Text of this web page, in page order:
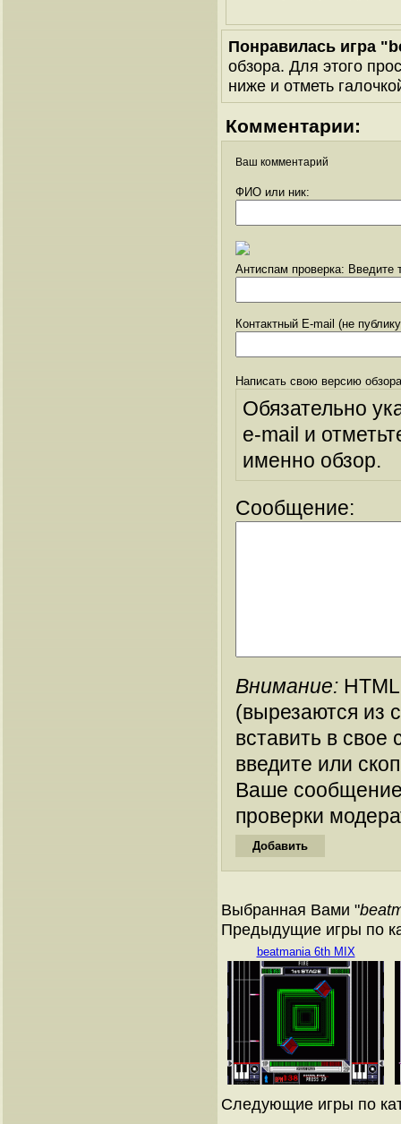
Понравилась игра
обзора. Для этого
ниже и отметь
Комментарии:
Ваш комментарий
ФИО или ник:
Антиспам проверка: Введите
Контактный E-mail (не
Написать свою версию
Обязательно
e-mail и
именно обзор.
Сообщение:
Внимание:
(вырезаются из
вставить в
введите или
Ваше
проверки
Выбранная Вами "
Предыдущие игры по
beatmania 6th MIX
Следующие игры по